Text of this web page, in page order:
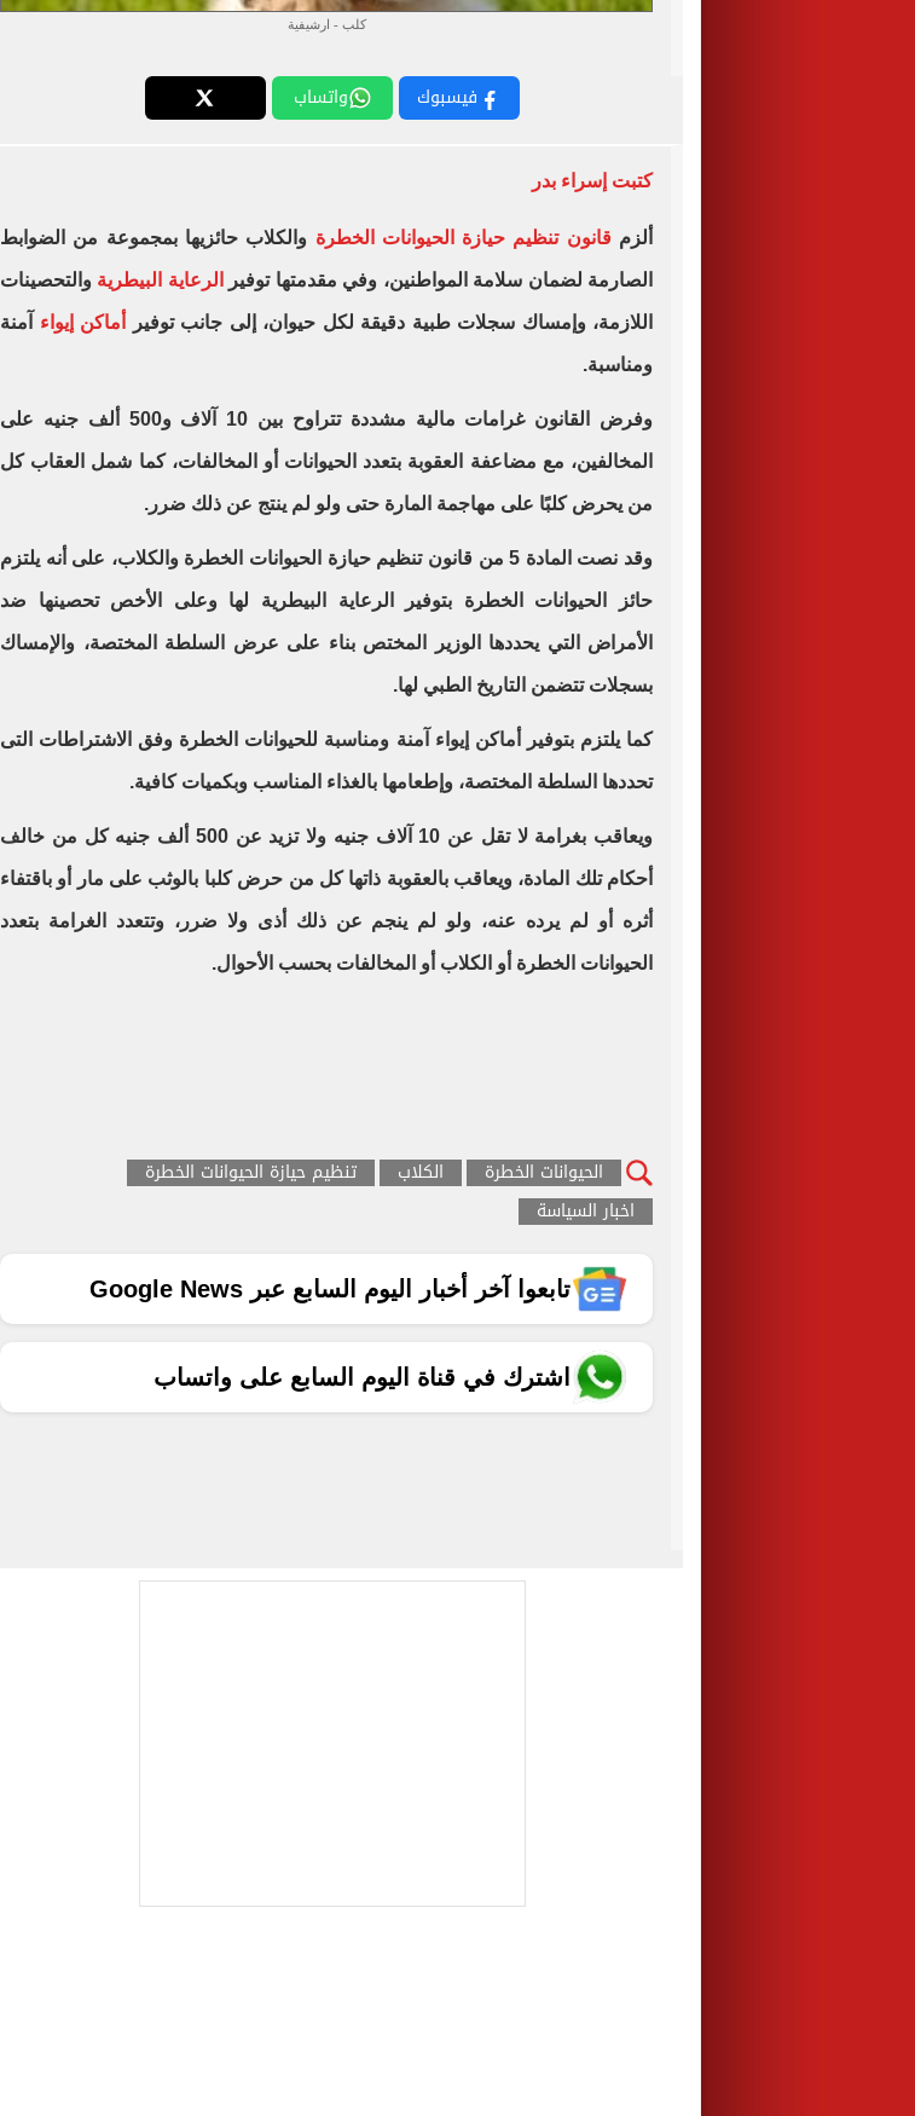
كلب - ارشيفية
فيسبوك واتساب
كتبت إسراء بدر
ألزمقانون تنظيم حيازة الحيوانات الخطرة والكلاب حائزيها بمجموعة من الضوابط
الصارمة لضمان سلامة المواطنين، وفي مقدمتها توفير الرعاية البيطرية والتحصينات
اللازمة، وإمساك سجلات طبية دقيقة لكل حيوان، إلى جانب توفير أماكن إيواء آمنة
ومناسبة.
وفرض القانون غرامات مالية مشددة تتراوح بين 10 آلاف و500 ألف جنيه على
المخالفين، مع مضاعفة العقوبة بتعدد الحيوانات أو المخالفات، كما شمل العقاب كل
من يحرض كلبًا على مهاجمة المارة حتى ولو لم ينتج عن ذلك ضرر.
وقد نصت المادة 5 من قانون تنظيم حيازة الحيوانات الخطرة والكلاب، على أنه يلتزم
حائز الحيوانات الخطرة بتوفير الرعاية البيطرية لها وعلى الأخص تحصينها ضد
الأمراض التي يحددها الوزير المختص بناء على عرض السلطة المختصة، والإمساك
بسجلات تتضمن التاريخ الطبي لها.
كما يلتزم بتوفير أماكن إيواء آمنة ومناسبة للحيوانات الخطرة وفق الاشتراطات التى
تحددها السلطة المختصة، وإطعامها بالغذاء المناسب وبكميات كافية.
ويعاقب بغرامة لا تقل عن 10 آلاف جنيه ولا تزيد عن 500 ألف جنيه كل من خالف
أحكام تلك المادة، ويعاقب بالعقوبة ذاتها كل من حرض كلبا بالوثب على مار أو باقتفاء
أثره أو لم يرده عنه، ولو لم ينجم عن ذلك أذى ولا ضرر، وتتعدد الغرامة بتعدد
الحيوانات الخطرة أو الكلاب أو المخالفات بحسب الأحوال.
الحيوانات الخطرة الكلاب
تنظيم حيازة الحيوانات الخطرة
اخبار السياسة
تابعوا آخر أخبار اليوم السابع عبر Google News
اشترك في قناة اليوم السابع على واتساب